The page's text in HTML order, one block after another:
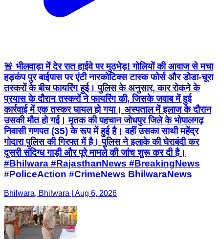
🚨 भीलवाड़ा में देर रात हाईवे पर मुठभेड़! गोलियों की आवाज से मचा
हड़कंप पुर बाईपास पर एंटी नारकोटिक्स टास्क फोर्स और डोडा-चूरा
तस्करों के बीच फायरिंग हुई। पुलिस के अनुसार, कार रोकने के
प्रयास के दौरान तस्करों ने फायरिंग की, जिसके जवाब में हुई
कार्रवाई में एक तस्कर घायल हो गया। अस्पताल में इलाज के दौरान
उसकी मौत हो गई। मृतक की पहचान जोधपुर जिले के भोपालगढ़
निवासी गणपत (35) के रूप में हुई है। वहीं उसका साथी महेंद्र
गोदारा पुलिस की गिरफ्त में है। पुलिस ने इलाके की घेराबंदी कर
दूसरी संदिग्ध गाड़ी और पूरे मामले की जांच शुरू कर दी है।
#Bhilwara #RajasthanNews #BreakingNews
#PoliceAction #CrimeNews BhilwaraNews
Bhilwara, Bhilwara | Aug 6, 2026